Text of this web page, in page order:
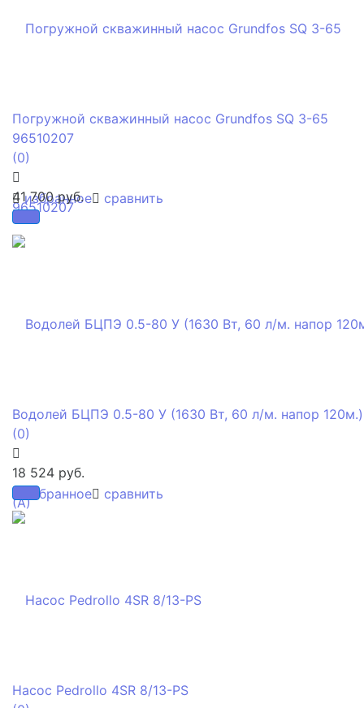
избранное сравнить
Погружной скважинный насос Grundfos SQ 3-65
96510207
(0)
41 700 руб.
избранное сравнить
Водолей БЦПЭ 0.5-80 У (1630 Вт, 60 л/м. напор
(0)
18 524 руб.
Насос Pedrollo 4SR 8/13-PS